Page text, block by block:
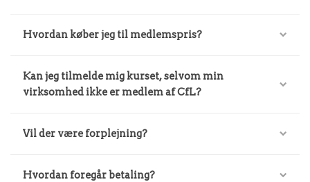
Hvordan køber jeg til medlemspris?
Kan jeg tilmelde mig kurset, selvom min
virksomhed ikke er medlem af CfL?
Vil der være forplejning?
Hvordan foregår betaling?